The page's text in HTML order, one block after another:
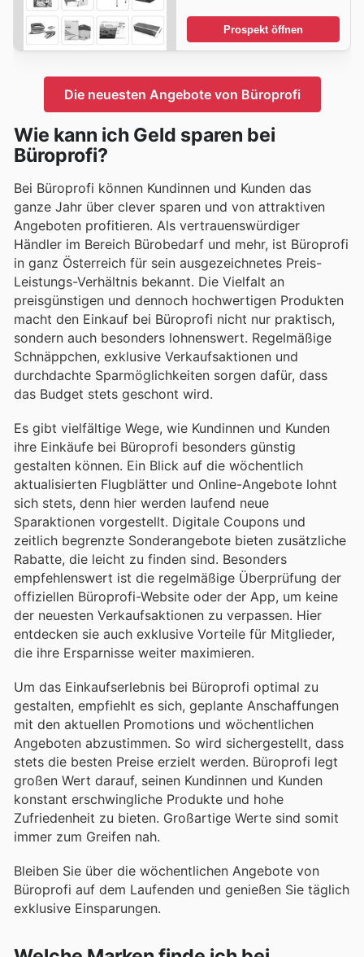
Prospekt öffnen
Die neuesten Angebote von Büroprofi
Wie kann ich Geld sparen bei
Büroprofi?
Bei Büroprofi können Kundinnen und Kunden das
ganze Jahr über clever sparen und von attraktiven
Angeboten profitieren. Als vertrauenswürdiger
Händler im Bereich Bürobedarf und mehr, ist Büroprofi
in ganz Österreich für sein ausgezeichnetes Preis-
Leistungs-Verhältnis bekannt. Die Vielfalt an
preisgünstigen und dennoch hochwertigen Produkten
macht den Einkauf bei Büroprofi nicht nur praktisch,
sondern auch besonders lohnenswert. Regelmäßige
Schnäppchen, exklusive Verkaufsaktionen und
durchdachte Sparmöglichkeiten sorgen dafür, dass
das Budget stets geschont wird.
Es gibt vielfältige Wege, wie Kundinnen und Kunden
ihre Einkäufe bei Büroprofi besonders günstig
gestalten können. Ein Blick auf die wöchentlich
aktualisierten Flugblätter und Online-Angebote lohnt
sich stets, denn hier werden laufend neue
Sparaktionen vorgestellt. Digitale Coupons und
zeitlich begrenzte Sonderangebote bieten zusätzliche
Rabatte, die leicht zu finden sind. Besonders
empfehlenswert ist die regelmäßige Überprüfung der
offiziellen Büroprofi-Website oder der App, um keine
der neuesten Verkaufsaktionen zu verpassen. Hier
entdecken sie auch exklusive Vorteile für Mitglieder,
die ihre Ersparnisse weiter maximieren.
Um das Einkaufserlebnis bei Büroprofi optimal zu
gestalten, empfiehlt es sich, geplante Anschaffungen
mit den aktuellen Promotions und wöchentlichen
Angeboten abzustimmen. So wird sichergestellt, dass
stets die besten Preise erzielt werden. Büroprofi legt
großen Wert darauf, seinen Kundinnen und Kunden
konstant erschwingliche Produkte und hohe
Zufriedenheit zu bieten. Großartige Werte sind somit
immer zum Greifen nah.
Bleiben Sie über die wöchentlichen Angebote von
Büroprofi auf dem Laufenden und genießen Sie täglich
exklusive Einsparungen.